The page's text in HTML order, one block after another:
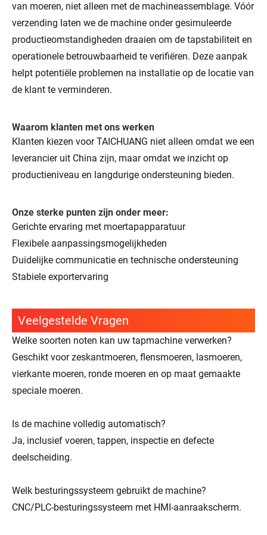
van moeren, niet alleen met de machineassemblage. Vóór
verzending laten we de machine onder gesimuleerde
productieomstandigheden draaien om de tapstabiliteit en
operationele betrouwbaarheid te verifiëren. Deze aanpak
helpt potentiële problemen na installatie op de locatie van
de klant te verminderen.
Waarom klanten met ons werken
Klanten kiezen voor TAICHUANG niet alleen omdat we een
leverancier uit China zijn, maar omdat we inzicht op
productieniveau en langdurige ondersteuning bieden.
Onze sterke punten zijn onder meer:
Gerichte ervaring met moertapapparatuur
Flexibele aanpassingsmogelijkheden
Duidelijke communicatie en technische ondersteuning
Stabiele exportervaring
Veelgestelde Vragen
Welke soorten noten kan uw tapmachine verwerken?
Geschikt voor zeskantmoeren, flensmoeren, lasmoeren,
vierkante moeren, ronde moeren en op maat gemaakte
speciale moeren.
Is de machine volledig automatisch?
Ja, inclusief voeren, tappen, inspectie en defecte
deelscheiding.
Welk besturingssysteem gebruikt de machine?
CNC/PLC-besturingssysteem met HMI-aanraakscherm.